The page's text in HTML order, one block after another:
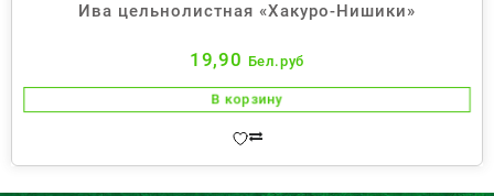
Ива цельнолистная «Хакуро-Нишики»
19,90 Бел.руб
В корзину